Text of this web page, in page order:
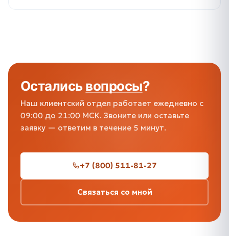
Осталисьвопросы?
Наш клиентский отдел работает ежедневно с
09:00 до 21:00 МСК. Звоните или оставьте
заявку — ответим в течение 5 минут.
+7 (800) 511-81-27
Связаться со мной